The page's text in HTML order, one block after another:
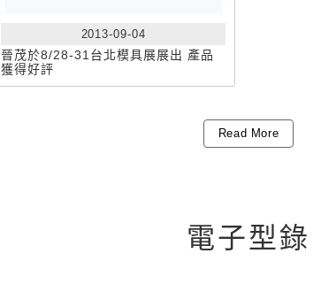
2013-09-04
晉茂於8/28-31台北模具展展出 產品
獲得好評
Read More
電子型錄